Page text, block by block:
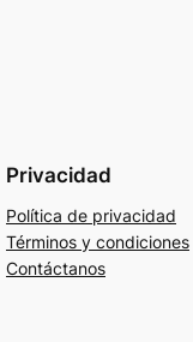
Privacidad
Política de privacidad
Términos y condiciones
Contáctanos